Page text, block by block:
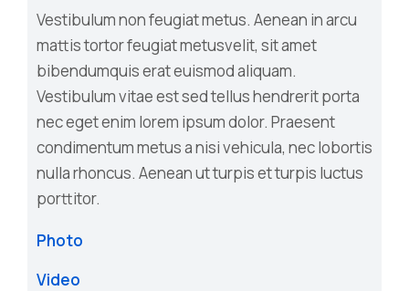
Vestibulum non feugiat metus. Aenean in arcu
mattis tortor feugiat metusvelit, sit amet
bibendumquis erat euismod aliquam.
Vestibulum vitae est sed tellus hendrerit porta
nec eget enim lorem ipsum dolor. Praesent
condimentum metus a nisi vehicula, nec lobortis
nulla rhoncus. Aenean ut turpis et turpis luctus
porttitor.
Photo
Video